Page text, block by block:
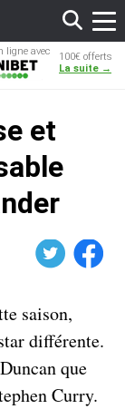
Dwane Casey
bientôt coach
ligne avec
100€ offerts
La suite →
et
Facebook
saison,
différente.
que
Curry.